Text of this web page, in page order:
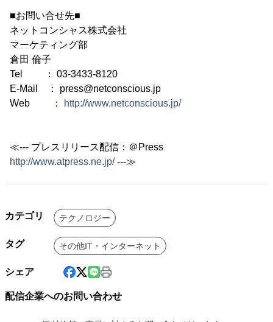
■お問い合せ先■
ネットコンシャス株式会社
マーケティング部
倉田 倫子
Tel ： 03-3433-8120
E-Mail ： press@netconscious.jp
Web ：
http://www.netconscious.jp/
≪--- プレスリリース配信：＠Press
http://www.atpress.ne.jp/---≫
カテゴリ テクノロジー
タグ その他IT・インターネット
シェア
配信企業へのお問い合わせ